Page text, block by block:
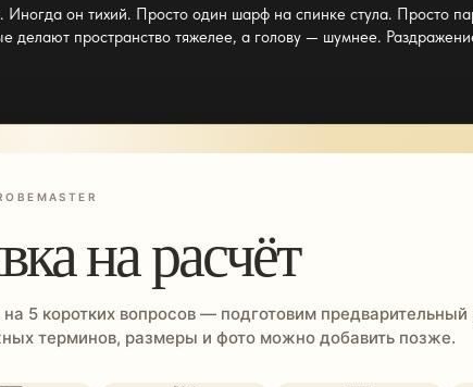
Иногда он тихий. Просто один шарф на спинке стула. Просто
делают пространство тяжелее, а голову — шумнее.
на расчёт
на 5 коротких вопросов — подготовим предварительный
терминов, размеры и фото можно добавить позже.